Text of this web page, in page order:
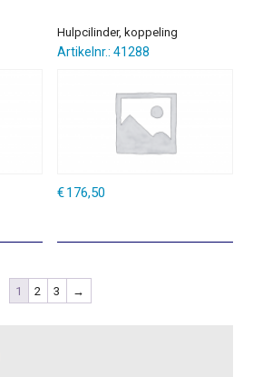
Hulpcilinder, koppeling
Artikelnr.: 41288
€176,50
1 2 3 →